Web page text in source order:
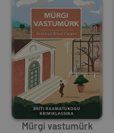
Mürgi vastumürk